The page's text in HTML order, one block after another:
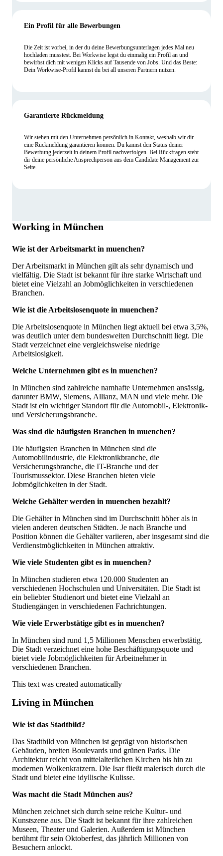
Ein Profil für alle Bewerbungen
Die Zeit ist vorbei, in der du deine Bewerbungsunterlagen jedes Mal neu
hochladen musstest. Bei Workwise legst du einmalig ein Profil an und
bewirbst dich mit wenigen Klicks auf Tausende von Jobs. Und das Beste:
Dein Workwise-Profil kannst du bei all unseren Partnern nutzen.
Garantierte Rückmeldung
Wir stehen mit den Unternehmen persönlich in Kontakt, weshalb wir dir
eine Rückmeldung garantieren können. Du kannst den Status deiner
Bewerbung jederzeit in deinem Profil nachverfolgen. Bei Rückfragen steht
dir deine persönliche Ansprechperson aus dem Candidate Management zur
Seite.
Working in München
Wie ist der Arbeitsmarkt in muenchen?
Der Arbeitsmarkt in München gilt als sehr dynamisch und
vielfältig. Die Stadt ist bekannt für ihre starke Wirtschaft und
bietet eine Vielzahl an Jobmöglichkeiten in verschiedenen
Branchen.
Wie ist die Arbeitslosenquote in muenchen?
Die Arbeitslosenquote in München liegt aktuell bei etwa 3,5%,
was deutlich unter dem bundesweiten Durchschnitt liegt. Die
Stadt verzeichnet eine vergleichsweise niedrige
Arbeitslosigkeit.
Welche Unternehmen gibt es in muenchen?
In München sind zahlreiche namhafte Unternehmen ansässig,
darunter BMW, Siemens, Allianz, MAN und viele mehr. Die
Stadt ist ein wichtiger Standort für die Automobil-, Elektronik-
und Versicherungsbranche.
Was sind die häufigsten Branchen in muenchen?
Die häufigsten Branchen in München sind die
Automobilindustrie, die Elektronikbranche, die
Versicherungsbranche, die IT-Branche und der
Tourismussektor. Diese Branchen bieten viele
Jobmöglichkeiten in der Stadt.
Welche Gehälter werden in muenchen bezahlt?
Die Gehälter in München sind im Durchschnitt höher als in
vielen anderen deutschen Städten. Je nach Branche und
Position können die Gehälter variieren, aber insgesamt sind die
Verdienstmöglichkeiten in München attraktiv.
Wie viele Studenten gibt es in muenchen?
In München studieren etwa 120.000 Studenten an
verschiedenen Hochschulen und Universitäten. Die Stadt ist
ein beliebter Studienort und bietet eine Vielzahl an
Studiengängen in verschiedenen Fachrichtungen.
Wie viele Erwerbstätige gibt es in muenchen?
In München sind rund 1,5 Millionen Menschen erwerbstätig.
Die Stadt verzeichnet eine hohe Beschäftigungsquote und
bietet viele Jobmöglichkeiten für Arbeitnehmer in
verschiedenen Branchen.
This text was created automatically
Living in München
Wie ist das Stadtbild?
Das Stadtbild von München ist geprägt von historischen
Gebäuden, breiten Boulevards und grünen Parks. Die
Architektur reicht von mittelalterlichen Kirchen bis hin zu
modernen Wolkenkratzern. Die Isar fließt malerisch durch die
Stadt und bietet eine idyllische Kulisse.
Was macht die Stadt München aus?
München zeichnet sich durch seine reiche Kultur- und
Kunstszene aus. Die Stadt ist bekannt für ihre zahlreichen
Museen, Theater und Galerien. Außerdem ist München
berühmt für sein Oktoberfest, das jährlich Millionen von
Besuchern anlockt.